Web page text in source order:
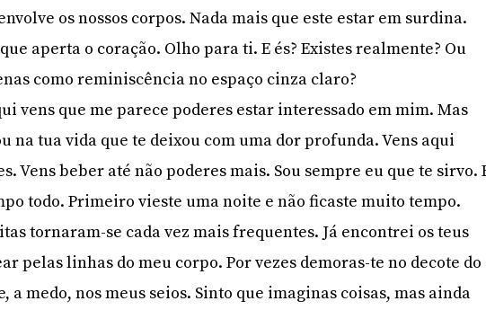
os nossos corpos. Nada mais que este estar em surdina.
aperta o coração. Olho para ti. E és? Existes realmente? Ou
como reminiscência no espaço cinza claro?
vens que me parece poderes estar interessado em mim. Mas
na tua vida que te deixou com uma dor profunda. Vens aqui
Vens beber até não poderes mais. Sou sempre eu que te sirvo.
todo. Primeiro vieste uma noite e não ficaste muito tempo.
tornaram-se cada vez mais frequentes. Já encontrei os teus
pelas linhas do meu corpo. Por vezes demoras-te no decote do
a medo, nos meus seios. Sinto que imaginas coisas, mas ainda